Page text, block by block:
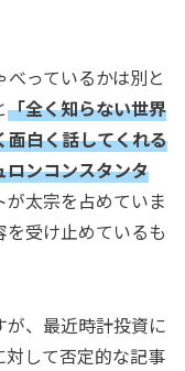
っているかは別と
「全く知らない世界
面白く話してくれる
ロンコンスタンタ
が太宗を占めていま
受け止めているも
が、最近時計投資に
して否定的な記事